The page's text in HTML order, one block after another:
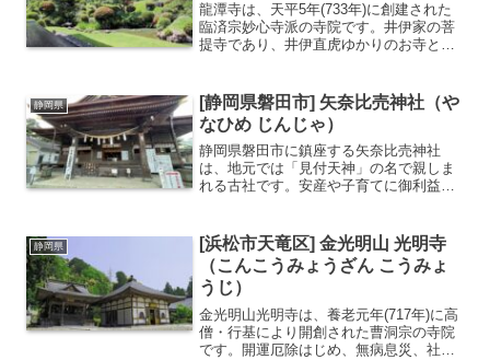
龍潭寺は、天平5年(733年)に創建された
臨済宗妙心寺派の寺院です。井伊家の菩
提寺であり、井伊直虎ゆかりのお寺とし
名勝にも指定されています。境内には梅
やツバキ、サザンカ...
静岡県
[静岡県磐田市] 矢奈比売神社（や
なひめ じんじゃ）
静岡県磐田市に鎮座する矢奈比売神社
は、地元では「見付天神」の名で親しま
れる古社です。安産や子育てに御利益が
れたことから、現在は受験合格や学業成
就を願う参拝客が絶えません...
静岡県
[浜松市天竜区] 金光明山 光明寺
（こんこうみょうざん こうみょ
うじ）
金光明山光明寺は、養老元年(717年)に高
僧・行基により開創された曹洞宗の寺院
です。開運厄除はじめ、無病息災、社業